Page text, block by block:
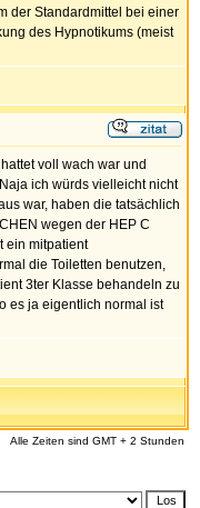
der Standardmittel bei einer
des Hypnotikums (meist
voll wach war und
ich würds vielleicht nicht
war, haben die tatsächlich
wegen der HEP C
ein mitpatient
die Toiletten benutzen,
3ter Klasse behandeln zu
es ja eigentlich normal ist
Alle Zeiten sind GMT + 2 Stunden